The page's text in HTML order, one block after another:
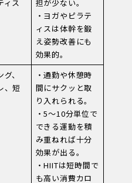
ィス
担が少ない。
・ヨガやピラテ
ィスは体幹を鍛
え姿勢改善にも
効果的。
、
、短
・通勤や休憩時
間にサクッと取
り入れられる。
・5〜10分単位で
できる運動を積
み重ねれば十分
効果が出る。
・HIITは短時間で
も高い消費カロ